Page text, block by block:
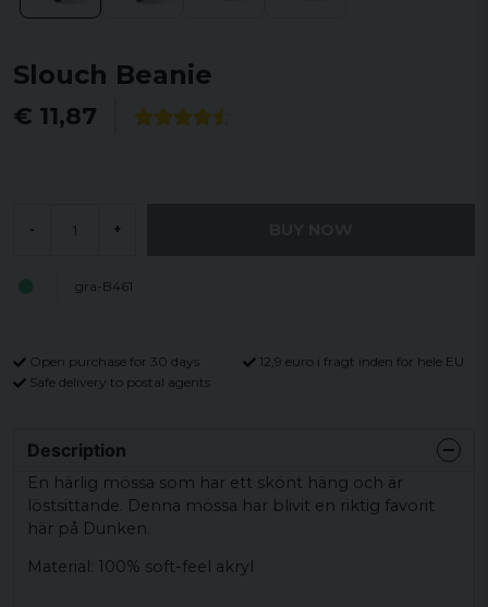
Slouch Beanie
€ 11,87
- +
gra-B461
Open purchase for 30 days
12,9 euro i fragt inden for hele EU
Safe delivery to postal agents
Description
En härlig mössa som har ett skönt häng och är
löstsittande. Denna mössa har blivit en riktig favorit
här på Dunken.
Material: 100% soft-feel akryl